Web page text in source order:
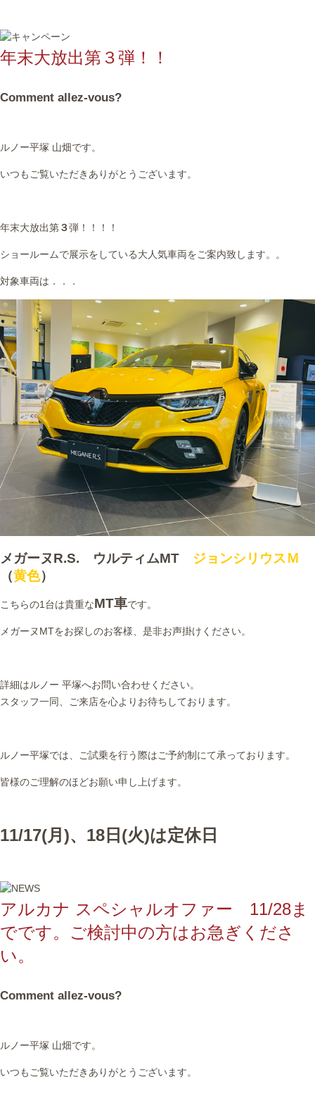
年末大放出第３弾！！
Comment allez-vous?
ルノー平塚 山畑です。
いつもご覧いただきありがとうございます。
年末大放出第３弾！！！！
ショールームで展示をしている大人気車両をご案内致します。。
対象車両は．．．
メガーヌR.S. ウルティムMT
ジョンシリウスＭ
（黄色）
こちらの1台は貴重なMT車です。
メガーヌMTをお探しのお客様、是非お声掛けください。
詳細はルノー 平塚へお問い合わせください。
スタッフ一同、ご来店を心よりお待ちしております。
ルノー平塚では、ご試乗を行う際はご予約制にて承っております。
皆様のご理解のほどお願い申し上げます。
11/17(月)、18日(火)は定休日
アルカナ スペシャルオファー 11/28ま
でです。ご検討中の方はお急ぎくださ
い。
Comment allez-vous?
ルノー平塚 山畑です。
いつもご覧いただきありがとうございます。